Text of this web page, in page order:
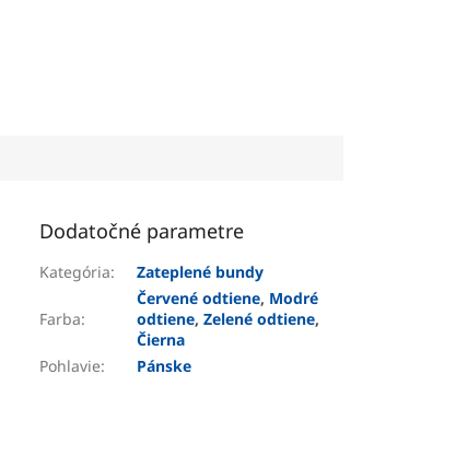
Dodatočné parametre
Kategória: Zateplené bundy
Farba:
Červené odtiene, Modré
odtiene,Zelené odtiene,
Čierna
Pohlavie: Pánske